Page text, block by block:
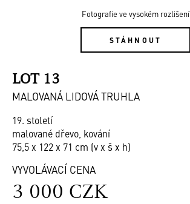
Fotografie ve vysokém rozlišení
STÁHNOUT
LOT 13
MALOVANÁ LIDOVÁ TRUHLA
19. století
malované dřevo, kování
75,5 x 122 x 71 cm (v x š x h)
VYVOLÁVACÍ CENA
3 000 CZK